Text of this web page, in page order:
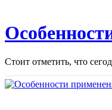
Стоит отметить, что